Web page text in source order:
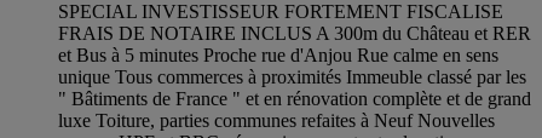
SPECIAL INVESTISSEUR FORTEMENT FISCALISE
FRAIS DE NOTAIRE INCLUS A 300m du Château et RER
et Bus à 5 minutes Proche rue d'Anjou Rue calme en sens
unique Tous commerces à proximités Immeuble classé par les
" Bâtiments de France " et en rénovation complète et de grand
luxe Toiture, parties communes refaites à Neuf Nouvelles